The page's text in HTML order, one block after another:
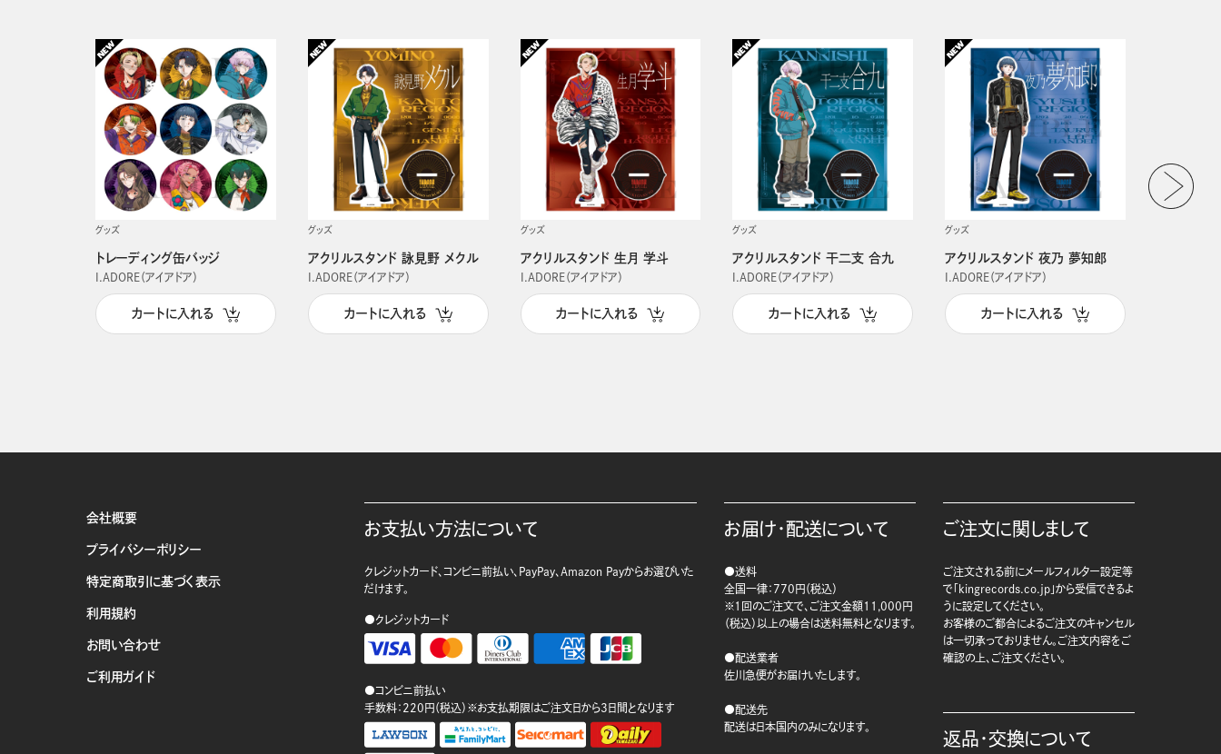
グッズ
トレーディング缶バッジ
I.ADORE（アイアドア）
カートに入れる
グッズ
アクリルスタンド 詠見野 メクル
I.ADORE（アイアドア）
カートに入れる
グッズ
アクリルスタンド 生月 学斗
I.ADORE（アイアドア）
カートに入れる
グッズ
アクリルスタンド 干二支 合九
I.ADORE（アイアドア）
カートに入れる
グッズ
アクリルスタンド 夜乃 夢知郎
I.ADORE（アイアドア）
カートに入れる
会社概要
プライバシーポリシー
特定商取引に基づく表示
利用規約
お問い合わせ
ご利用ガイド
お支払い方法について
クレジットカード、コンビニ前払い、PayPay、Amazon Payからお選びいた
だけます。
●クレジットカード
●コンビニ前払い
手数料：220円（税込）※お支払期限はご注文日から3日間となります
お届け・配送について
●送料
全国一律：770円（税込）
※1回のご注文で、ご注文金額11,000円
（税込）以上の場合は送料無料となります。
●配送業者
佐川急便がお届けいたします。
●配送先
配送は日本国内のみになります。
ご注文に関しまして
ご注文される前にメールフィルター設定等
で「kingrecords.co.jp」から受信できるよ
うに設定してください。
お客様のご都合によるご注文のキャンセル
は一切承っておりません。ご注文内容をご
確認の上、ご注文ください。
返品・交換について